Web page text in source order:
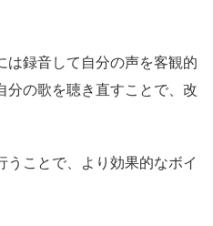
は録音して自分の声を客観的
分の歌を聴き直すことで、改
うことで、より効果的なボイ